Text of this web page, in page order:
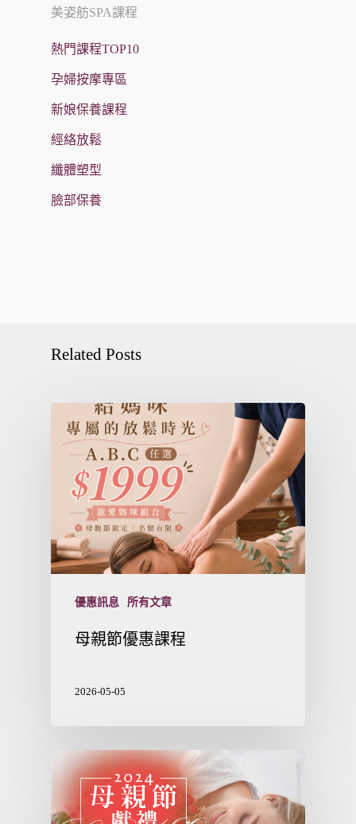
美姿舫SPA課程
熱門課程TOP10
孕婦按摩專區
新娘保養課程
經絡放鬆
纖體塑型
臉部保養
Related Posts
優惠訊息 所有文章
母親節優惠課程
2026-05-05